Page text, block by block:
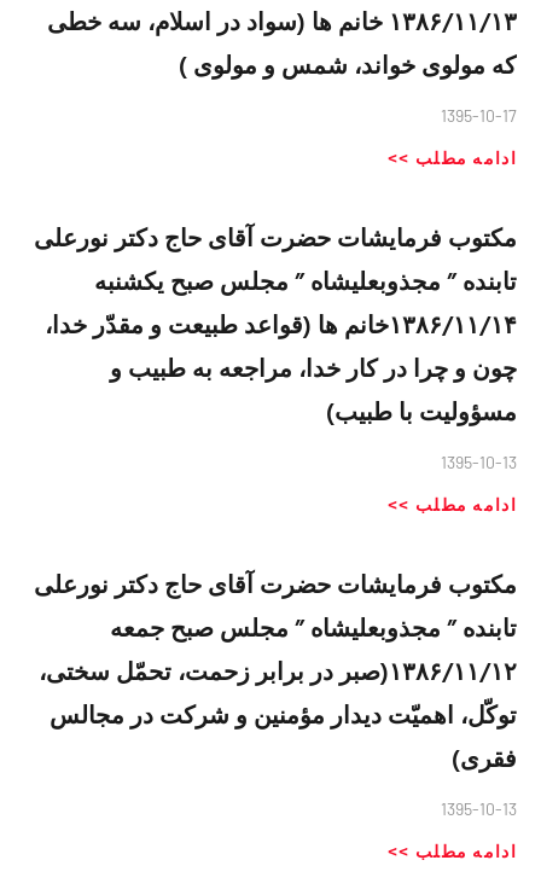
۱۳۸۶/۱۱/۱۳ خانم ها (سواد در اسلام، سه خطی
که مولوی خواند، شمس و مولوی )
1395-10-17
ادامه مطلب >>
مکتوب فرمایشات حضرت آقای حاج دکتر نورعلی
تابنده ” مجذوبعلیشاه ” مجلس صبح یکشنبه
۱۳۸۶/۱۱/۱۴خانم ها (قواعد طبیعت و مقدّر خدا،
چون و چرا در کار خدا، مراجعه به طبیب و
مسؤولیت با طبیب)
1395-10-13
ادامه مطلب >>
مکتوب فرمایشات حضرت آقای حاج دکتر نورعلی
تابنده ” مجذوبعلیشاه ” مجلس صبح جمعه
۱۳۸۶/۱۱/۱۲(صبر در برابر زحمت، تحمّل سختی،
توکّل، اهمیّت دیدار مؤمنین و شرکت در مجالس
فقری)
1395-10-13
ادامه مطلب >>